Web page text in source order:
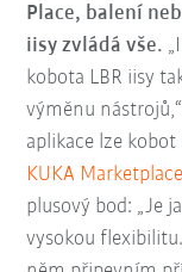
Place, balení
iisy zvládá vše.
kobota LBR iisy
výměnu
aplikace lze
KUKA Marketplace
plusový bod: „Je
vysokou